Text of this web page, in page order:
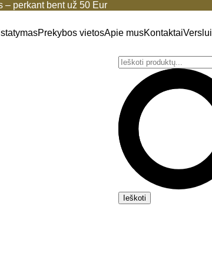
– perkant bent už 50 Eur
Prekybos vietosApie musKontaktaiVerslui
Ieškoti